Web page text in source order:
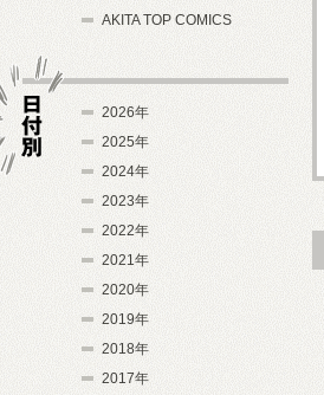
AKITA TOP COMICS
2026年
2025年
2024年
2023年
2022年
2021年
2020年
2019年
2018年
2017年